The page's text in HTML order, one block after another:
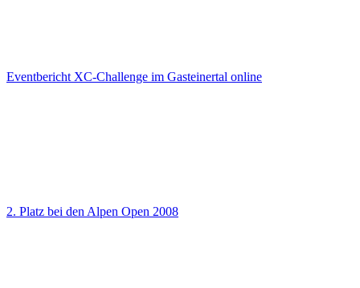
Eventbericht XC-Challenge im Gasteinertal online
2. Platz bei den Alpen Open 2008